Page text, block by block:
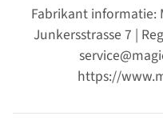
Fabrikant informatie:
Junkersstrasse 7 |
https://